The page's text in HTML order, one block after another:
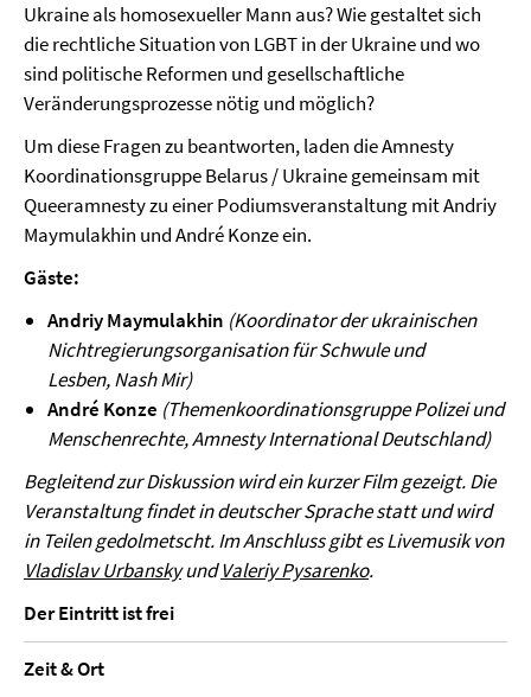
Ukraine als homosexueller Mann aus? Wie gestaltet sich
die rechtliche Situation von LGBT in der Ukraine und wo
sind politische Reformen und gesellschaftliche
Veränderungsprozesse nötig und möglich?
Um diese Fragen zu beantworten, laden die Amnesty
Koordinationsgruppe Belarus / Ukraine gemeinsam mit
Queeramnesty zu einer Podiumsveranstaltung mit Andriy
Maymulakhin und André Konze ein.
Gäste:
Andriy Maymulakhin (Koordinator der ukrainischen
Nichtregierungsorganisation für Schwule und
Lesben, Nash Mir)
André Konze (Themenkoordinationsgruppe Polizei und
Menschenrechte, Amnesty International Deutschland)
Begleitend zur Diskussion wird ein kurzer Film gezeigt. Die
Veranstaltung findet in deutscher Sprache statt und wird
in Teilen gedolmetscht. Im Anschluss gibt es Livemusik von
Vladislav UrbanskyundValeriy Pysarenko.
Der Eintritt ist frei
Zeit & Ort